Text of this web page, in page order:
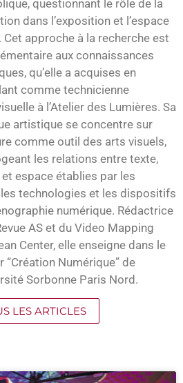
questionnant le rôle de la
dans l’exposition et l’espace
Cet approche à la recherche est
aux connaissances
qu’elle a acquises en
comme technicienne
à l’Atelier des Lumières. Sa
artistique se concentre sur
comme outil des arts visuels,
les relations entre texte,
espace établies par les
technologies et les dispositifs
numérique. Rédactrice
AS et du Video Mapping
Center, elle enseigne dans le
“Création Numérique” de
Sorbonne Paris Nord.
LES ARTICLES